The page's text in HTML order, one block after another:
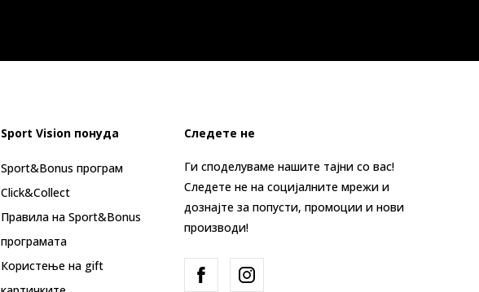
Sport Vision понуда
Sport&Bonus програм
Click&Collect
Правила на Sport&Bonus
програмата
Користење на gift
Следете не
Ги споделуваме нашите тајни со вас!
Следете не на социјалните мрежи и
дознајте за попусти, промоции и нови
производи!